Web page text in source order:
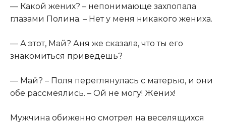
— Какой жених? – непонимающе захлопала
глазами Полина. – Нет у меня никакого жениха.
— А этот, Май? Аня же сказала, что ты его
знакомиться приведешь?
— Май? – Поля переглянулась с матерью, и они
обе рассмеялись. – Ой не могу! Жених!
Мужчина обиженно смотрел на веселящихся